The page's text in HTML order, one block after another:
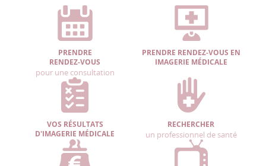
PRENDRE
RENDEZ-VOUS
pour une consultation
PRENDRE RENDEZ-VOUS EN
IMAGERIE MÉDICALE
VOS RÉSULTATS
D'IMAGERIE MÉDICALE
RECHERCHER
un professionnel de santé